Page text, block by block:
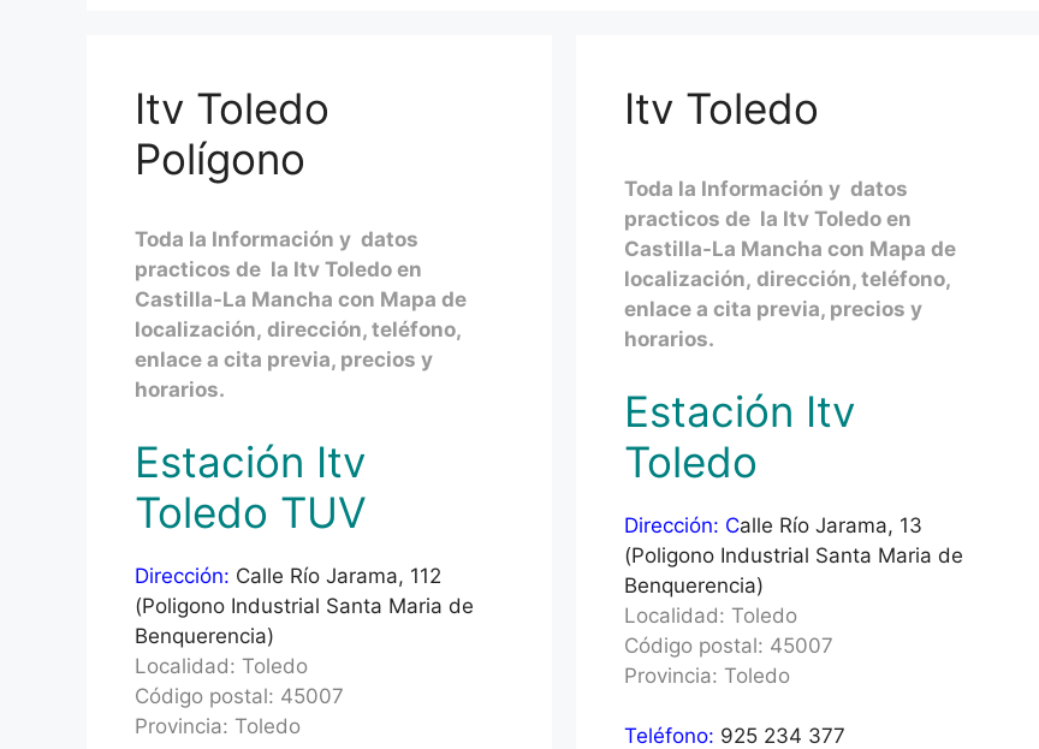
Itv Toledo
Polígono
Toda la Información y datos
practicos de la Itv Toledo en
Castilla-La Mancha con Mapa de
localización, dirección, teléfono,
enlace a cita previa, precios y
horarios.
Estación Itv
Toledo TUV
Dirección: Calle Río Jarama, 112
(Poligono Industrial Santa Maria de
Benquerencia)
Localidad: Toledo
Código postal: 45007
Provincia: Toledo
Itv Toledo
Toda la Información y datos
practicos de la Itv Toledo en
Castilla-La Mancha con Mapa de
localización, dirección, teléfono,
enlace a cita previa, precios y
horarios.
Estación Itv
Toledo
Dirección: Calle Río Jarama, 13
(Poligono Industrial Santa Maria de
Benquerencia)
Localidad: Toledo
Código postal: 45007
Provincia: Toledo
Teléfono: 925 234 377